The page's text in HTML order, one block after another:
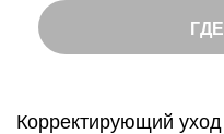
й
т
9
o
f
0
Корректирующий